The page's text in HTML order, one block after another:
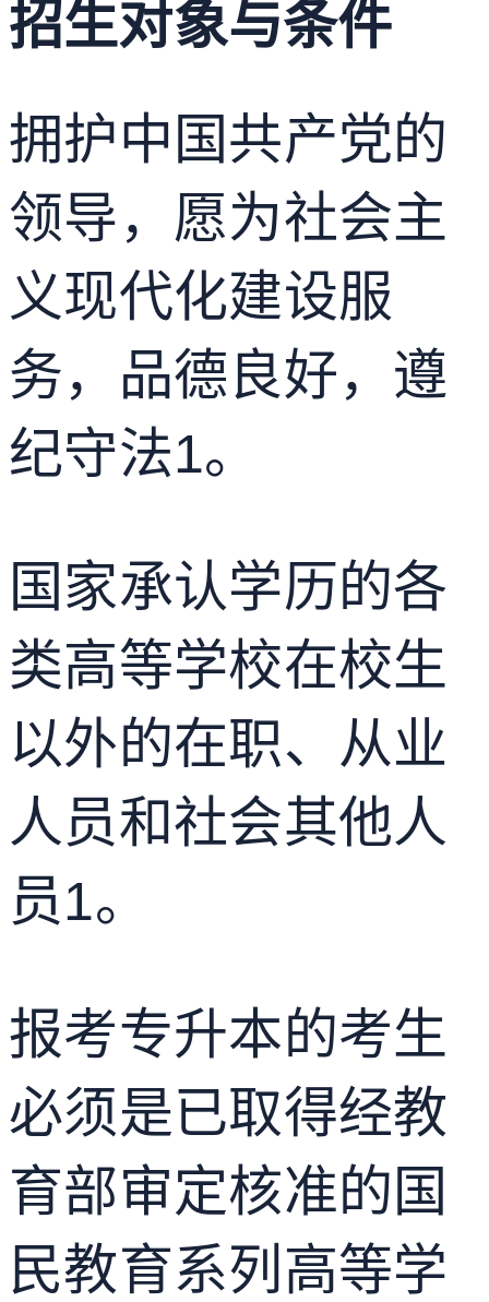
招生对象与条件
拥护中国共产党的
领导，愿为社会主
义现代化建设服
务，品德良好，遵
纪守法1。
国家承认学历的各
类高等学校在校生
以外的在职、从业
人员和社会其他人
员1。
报考专升本的考生
必须是已取得经教
育部审定核准的国
民教育系列高等学